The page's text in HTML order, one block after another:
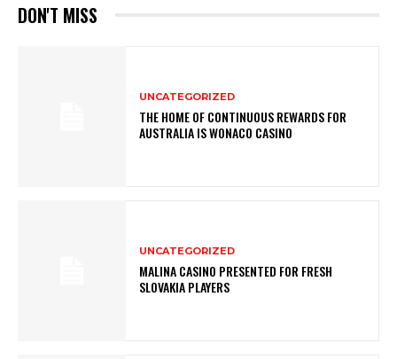
DON'T MISS
UNCATEGORIZED
THE HOME OF CONTINUOUS REWARDS FOR
AUSTRALIA IS WONACO CASINO
UNCATEGORIZED
MALINA CASINO PRESENTED FOR FRESH
SLOVAKIA PLAYERS